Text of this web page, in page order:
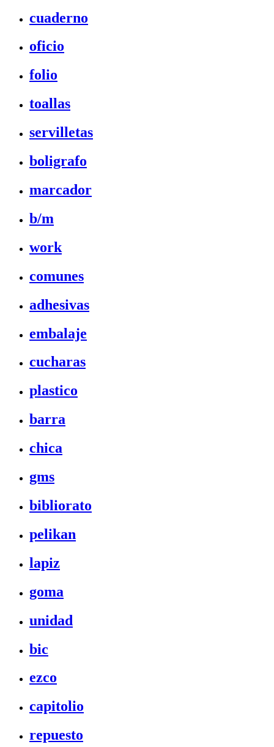
cuaderno
oficio
folio
toallas
servilletas
boligrafo
marcador
b/m
work
comunes
adhesivas
embalaje
cucharas
plastico
barra
chica
gms
bibliorato
pelikan
lapiz
goma
unidad
bic
ezco
capitolio
repuesto